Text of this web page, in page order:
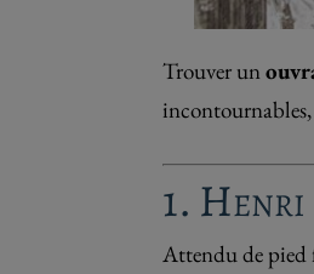
Trouver un
1. Henri
Attendu de pied